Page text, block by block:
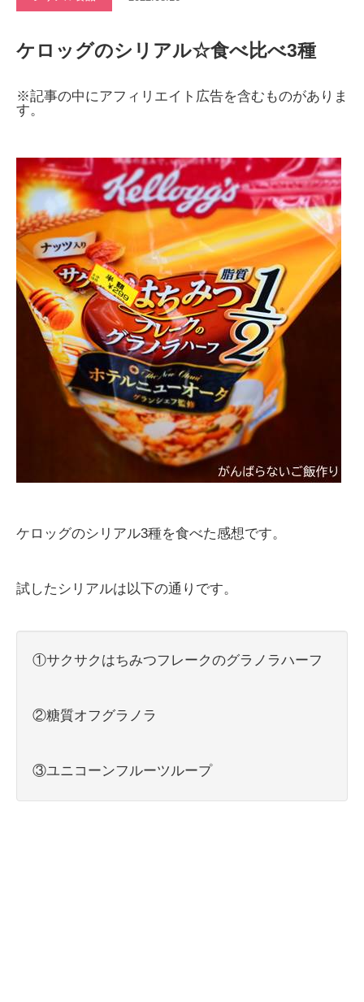
ケロッグのシリアル☆食べ比べ3種
※記事の中にアフィリエイト広告を含むものがありま
す。
ケロッグのシリアル3種を食べた感想です。
試したシリアルは以下の通りです。
①サクサクはちみつフレークのグラノラハーフ
②糖質オフグラノラ
③ユニコーンフルーツループ